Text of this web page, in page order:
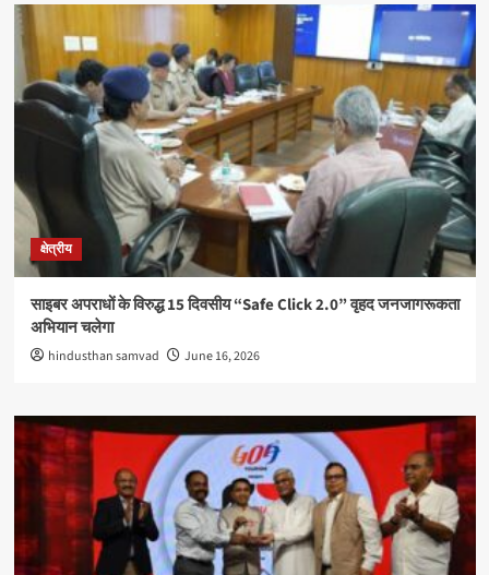
क्षेत्रीय
साइबर अपराधों के विरुद्ध 15 दिवसीय “Safe Click 2.0” वृहद जनजागरूकता
अभियान चलेगा
hindusthan samvad June 16, 2026